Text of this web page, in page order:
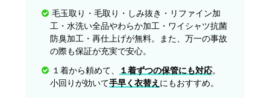
毛玉取り・毛取り・しみ抜き・リファイン加
工・水洗い全品やわらか加工・ワイシャツ抗菌
防臭加工・再仕上げが無料。また、万一の事故
の際も保証が充実で安心。
１着から頼めて、 １着ずつの保管にも対応。
小回りが効いて手早く衣替え にもおすすめ。